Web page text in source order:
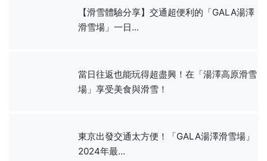
【滑雪體驗分享】交通超便利的「GALA湯澤
滑雪場」一日...
當日往返也能玩得超盡興！在「湯澤高原滑雪
場」享受美食與滑雪！
東京出發交通太方便！「GALA湯澤滑雪場」
2024年最...